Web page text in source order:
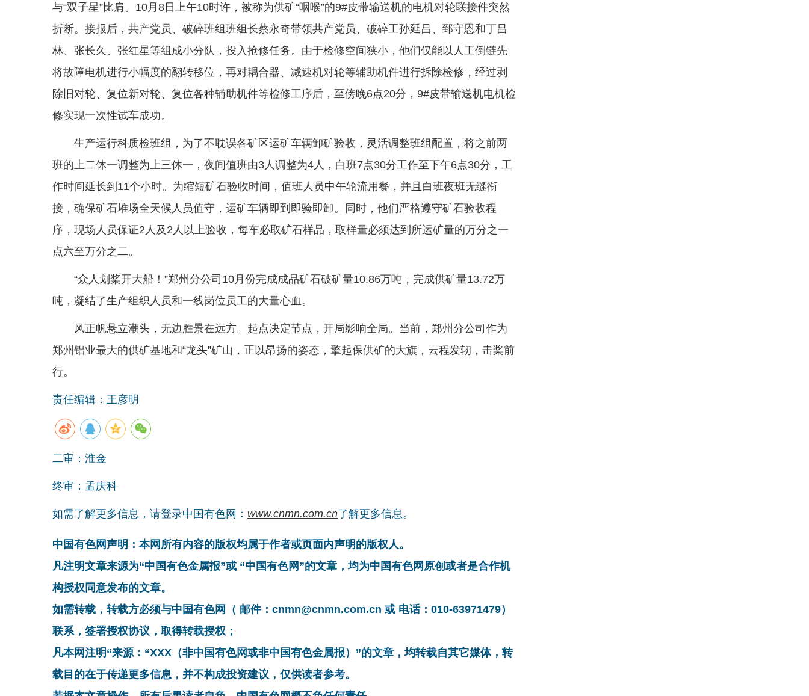
与“双子星”比肩。10月8日上午10时许，被称为供矿“咽喉”的9#皮带输送机的电机对轮联接件突然
折断。接报后，共产党员、破碎班组班组长蔡永奇带领共产党员、破碎工孙延昌、郅守恩和丁昌
林、张长久、张红星等组成小分队，投入抢修任务。由于检修空间狭小，他们仅能以人工倒链先
将故障电机进行小幅度的翻转移位，再对耦合器、减速机对轮等辅助机件进行拆除检修，经过剥
除旧对轮、复位新对轮、复位各种辅助机件等检修工序后，至傍晚6点20分，9#皮带输送机电机检
修实现一次性试车成功。
生产运行科质检班组，为了不耽误各矿区运矿车辆卸矿验收，灵活调整班组配置，将之前两
班的上二休一调整为上三休一，夜间值班由3人调整为4人，白班7点30分工作至下午6点30分，工
作时间延长到11个小时。为缩短矿石验收时间，值班人员中午轮流用餐，并且白班夜班无缝衔
接，确保矿石堆场全天候人员值守，运矿车辆即到即验即卸。同时，他们严格遵守矿石验收程
序，现场人员保证2人及2人以上验收，每车必取矿石样品，取样量必须达到所运矿量的万分之一
点六至万分之二。
“众人划桨开大船！”郑州分公司10月份完成成品矿石破矿量10.86万吨，完成供矿量13.72万
吨，凝结了生产组织人员和一线岗位员工的大量心血。
风正帆悬立潮头，无边胜景在远方。起点决定节点，开局影响全局。当前，郑州分公司作为
郑州铝业最大的供矿基地和“龙头”矿山，正以昂扬的姿态，擎起保供矿的大旗，云程发轫，击桨前
行。
责任编辑：王彦明
二审：淮金
终审：孟庆科
如需了解更多信息，请登录中国有色网： www.cnmn.com.cn了解更多信息。
中国有色网声明：本网所有内容的版权均属于作者或页面内声明的版权人。
凡注明文章来源为“中国有色金属报”或 “中国有色网”的文章，均为中国有色网原创或者是合作机
构授权同意发布的文章。
如需转载，转载方必须与中国有色网（ 邮件：cnmn@cnmn.com.cn 或 电话：010-63971479）
联系，签署授权协议，取得转载授权；
凡本网注明“来源：“XXX（非中国有色网或非中国有色金属报）”的文章，均转载自其它媒体，转
载目的在于传递更多信息，并不构成投资建议，仅供读者参考。